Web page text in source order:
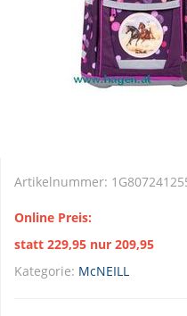
Artikelnummer:
Online Preis:
statt 229,95 nur 209,95
Kategorie: McNEILL